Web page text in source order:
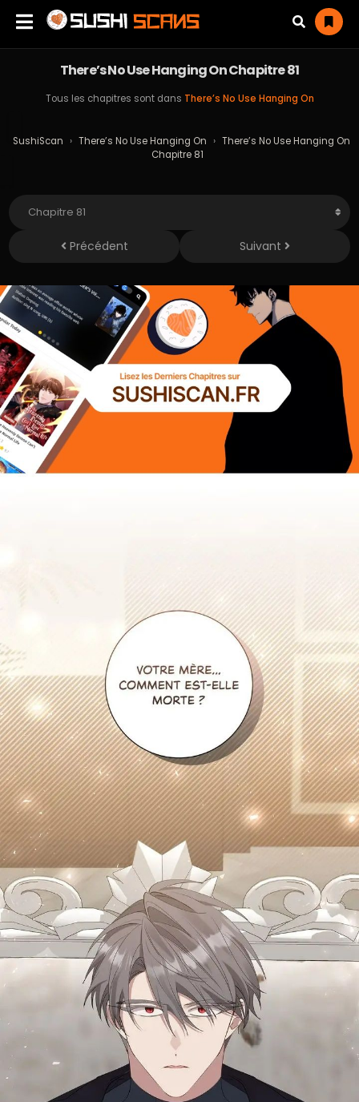
There’s No Use Hanging On Chapitre 81
Tous les chapitres sont dans There’s No Use Hanging On
SushiScan › There’s No Use Hanging On › There’s No Use Hanging On
Chapitre 81
Précédent Suivant